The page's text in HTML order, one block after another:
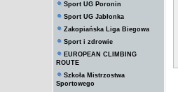
Sport UG Poronin
Sport UG Jabłonka
Zakopiańska Liga Biegowa
Sport i zdrowie
EUROPEAN CLIMBING
ROUTE
Szkoła Mistrzostwa
Sportowego